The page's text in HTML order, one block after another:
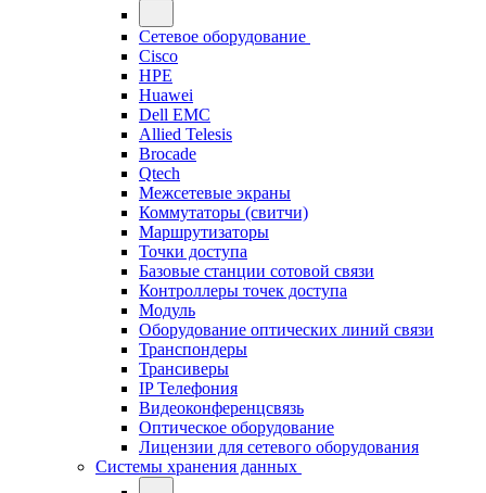
Сетевое оборудование
Cisco
HPE
Huawei
Dell EMC
Allied Telesis
Brocade
Qtech
Межсетевые экраны
Коммутаторы (свитчи)
Маршрутизаторы
Точки доступа
Базовые станции сотовой связи
Контроллеры точек доступа
Модуль
Оборудование оптических линий связи
Транспондеры
Трансиверы
IP Телефония
Видеоконференцсвязь
Оптическое оборудование
Лицензии для сетевого оборудования
Системы хранения данных